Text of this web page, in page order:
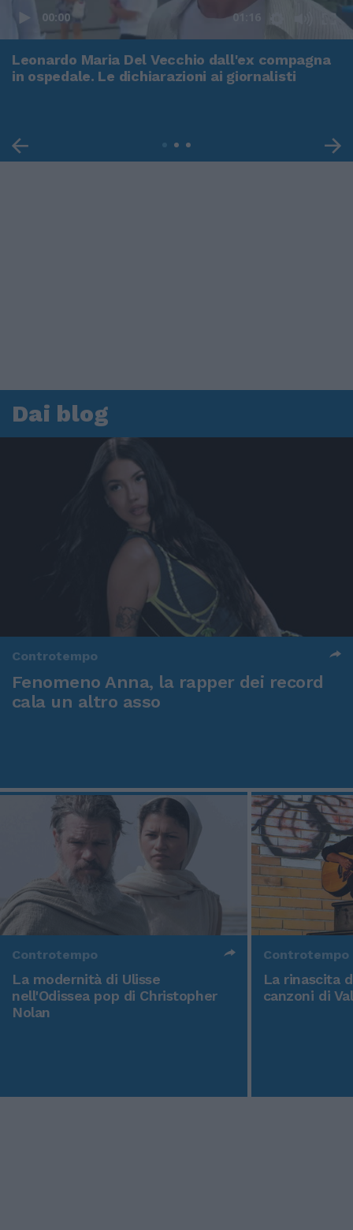
00:00 01:16
Leonardo Maria Del Vecchio dall'ex compagna
in ospedale. Le dichiarazioni ai giornalisti
Dai blog
Controtempo
Fenomeno Anna, la rapper dei record
cala un altro asso
Controtempo
La modernità di Ulisse
nell'Odissea pop di Christopher
Nolan
Controtempo
La rinascita
canzoni di